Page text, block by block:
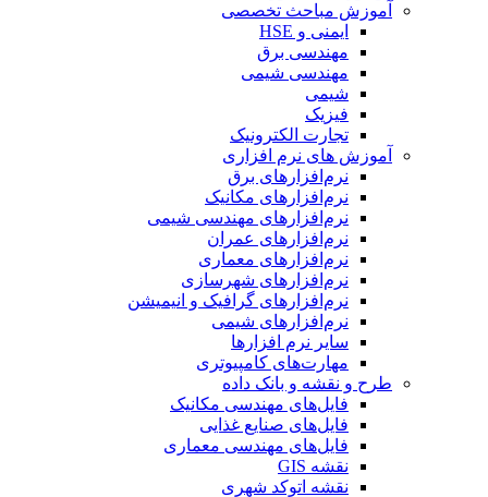
آموزش مباحث تخصصی
ایمنی و HSE
مهندسی برق
مهندسی شیمی
شیمی
فیزیک
تجارت الکترونیک
آموزش های نرم افزاری
نرم‌افزارهای برق
نرم‌افزارهای مکانیک
نرم‌افزارهای مهندسی شیمی
نرم‌افزارهای عمران
نرم‌افزارهای معماری
نرم‌افزارهای شهرسازی
نرم‌افزارهای گرافیک و انیمیشن
نرم‌افزارهای شیمی
سایر نرم افزارها
مهارت‌های کامپیوتری
طرح و نقشه و بانک داده
فایل‌های مهندسی مکانیک
فایل‌های صنایع غذایی
فایل‌های مهندسی معماری
نقشه GIS
نقشه اتوکد شهری